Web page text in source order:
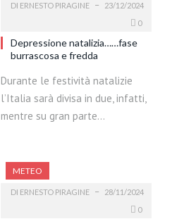
DI ERNESTO PIRAGINE
23/12/2024
0
Depressione natalizia……fase
burrascosa e fredda
Durante le festività natalizie
l’Italia sarà divisa in due, infatti,
mentre su gran parte…
METEO
DI ERNESTO PIRAGINE
28/11/2024
0